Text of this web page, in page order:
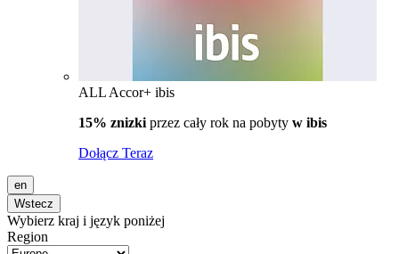
ALL Accor+ ibis
15% znizki przez cały rok na pobyty w ibis
Dołącz Teraz
en
Wstecz
Wybierz kraj i język poniżej
Region